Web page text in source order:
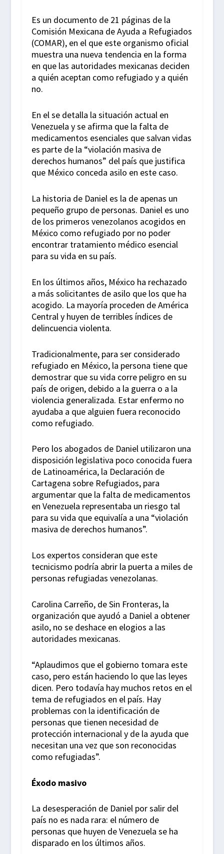
Es un documento de 21 páginas de la
Comisión Mexicana de Ayuda a Refugiados
(COMAR), en el que este organismo oficial
muestra una nueva tendencia en la forma
en que las autoridades mexicanas deciden
a quién aceptan como refugiado y a quién
no.
En el se detalla la situación actual en
Venezuela y se afirma que la falta de
medicamentos esenciales que salvan vidas
es parte de la “violación masiva de
derechos humanos” del país que justifica
que México conceda asilo en este caso.
La historia de Daniel es la de apenas un
pequeño grupo de personas. Daniel es uno
de los primeros venezolanos acogidos en
México como refugiado por no poder
encontrar tratamiento médico esencial
para su vida en su país.
En los últimos años, México ha rechazado
a más solicitantes de asilo que los que ha
acogido. La mayoría proceden de América
Central y huyen de terribles índices de
delincuencia violenta.
Tradicionalmente, para ser considerado
refugiado en México, la persona tiene que
demostrar que su vida corre peligro en su
país de origen, debido a la guerra o a la
violencia generalizada. Estar enfermo no
ayudaba a que alguien fuera reconocido
como refugiado.
Pero los abogados de Daniel utilizaron una
disposición legislativa poco conocida fuera
de Latinoamérica, la Declaración de
Cartagena sobre Refugiados, para
argumentar que la falta de medicamentos
en Venezuela representaba un riesgo tal
para su vida que equivalía a una “violación
masiva de derechos humanos”.
Los expertos consideran que este
tecnicismo podría abrir la puerta a miles de
personas refugiadas venezolanas.
Carolina Carreño, de Sin Fronteras, la
organización que ayudó a Daniel a obtener
asilo, no se deshace en elogios a las
autoridades mexicanas.
“Aplaudimos que el gobierno tomara este
caso, pero están haciendo lo que las leyes
dicen. Pero todavía hay muchos retos en el
tema de refugiados en el país. Hay
problemas con la identificación de
personas que tienen necesidad de
protección internacional y de la ayuda que
necesitan una vez que son reconocidas
como refugiadas”.
Éxodo masivo
La desesperación de Daniel por salir del
país no es nada rara: el número de
personas que huyen de Venezuela se ha
disparado en los últimos años.